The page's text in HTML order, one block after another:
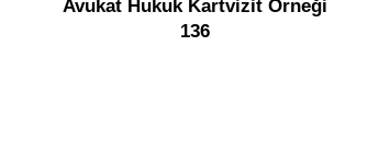
Avukat Hukuk Kartvizit Örneği
136